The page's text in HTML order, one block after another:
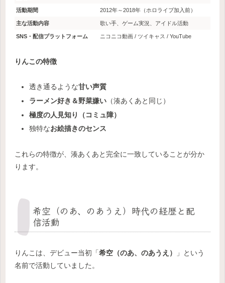
活動期間 2012年～2018年（ホロライブ加入前）
主な活動内容 歌い手、ゲーム実況、アイドル活動
SNS・配信プラットフォーム ニコニコ動画 / ツイキャス / YouTube
りんこの特徴
透き通るような甘い声質
ラーメン好き＆野菜嫌い（湊あくあと同じ）
極度の人見知り（コミュ障）
独特なお絵描きのセンス
これらの特徴が、湊あくあと完全に一致していることが分か
ります。
希空（のあ、のあうえ）時代の経歴と配
信活動
りんこは、デビュー当初「希空（のあ、のあうえ）
」という
名前で活動していました。